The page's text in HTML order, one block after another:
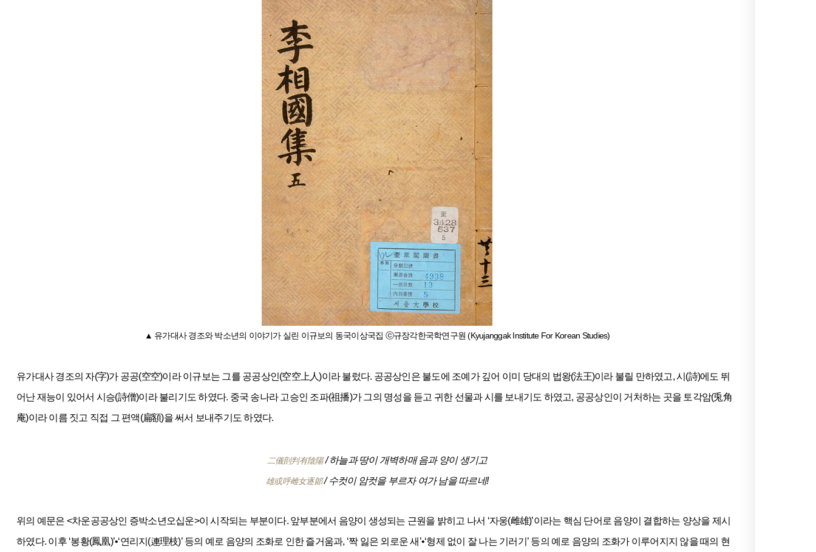
▲ 유가대사 경조와 박소년의 이야기가 실린 이규보의 동국이상국집 ⓒ규장각한국학연구원 (Kyujanggak Institute For Korean Studies)
유가대사 경조의 자(字)가 공공(空空)이라 이규보는 그를 공공상인(空空上人)이라 불렀다. 공공상인은 불도에 조예가 깊어 이미 당대의 법왕(法王)이라 불릴 만하였고, 시(詩)에도 뛰
어난 재능이 있어서 시승(詩僧)이라 불리기도 하였다. 중국 송나라 고승인 조파(祖播)가 그의 명성을 듣고 귀한 선물과 시를 보내기도 하였고, 공공상인이 거처하는 곳을 토각암(兎角
庵)이라 이름 짓고 직접 그 편액(扁額)을 써서 보내주기도 하였다.
二儀剖判有陰陽/ 하늘과 땅이 개벽하매 음과 양이 생기고
雄或呼雌女逐郞/ 수컷이 암컷을 부르자 여가 남을 따르네!
위의 예문은 <차운공공상인 증박소년오십운>이 시작되는 부분이다. 앞부분에서 음양이 생성되는 근원을 밝히고 나서 ‘자웅(雌雄)’이라는 핵심 단어로 음양이 결합하는 양상을 제시
하였다. 이후 ‘봉황(鳳凰)’•‘연리지(連理枝)’ 등의 예로 음양의 조화로 인한 즐거움과, ‘짝 잃은 외로운 새’•‘형제 없이 잘 나는 기러기’ 등의 예로 음양의 조화가 이루어지지 않을 때의 현